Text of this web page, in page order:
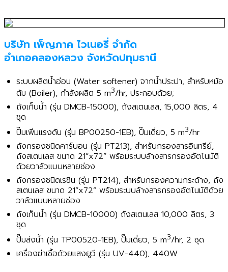
บริษัท เพ็ญภาค ไวเนอรี่ จำกัด
อำเภอคลองหลวง จังหวัดปทุมธานี
ระบบผลิตน้ำอ่อน (Water softener) จากน้ำประปา, สำหรับหม้อ
ต้ม (Boiler), กำลังผลิต 5 m3/hr, ประกอบด้วย;
ถังเก็บน้ำ (รุ่น DMCB-15000), ถังสเตนเลส, 15,000 ลิตร, 4
ชุด
ปั๊มเพิ่มแรงดัน (รุ่น BP00250-1EB), ปั๊มเดี่ยว, 5 m3/hr
ถังกรองชนิดคาร์บอน (รุ่น PT213), สำหรับกรองสารอินทรีย์,
ถังสเตนเลส ขนาด 21”x72” พร้อมระบบล้างสารกรองอัตโนมัติ
ด้วยวาล์วแบบหลายช่อง
ถังกรองชนิดเรซิน (รุ่น PT214), สำหรับกรองความกระด้าง, ถัง
สเตนเลส ขนาด 21”x72” พร้อมระบบล้างสารกรองอัตโนมัติด้วย
วาล์วแบบหลายช่อง
ถังเก็บน้ำ (รุ่น DMCB-10000) ถังสเตนเลส 10,000 ลิตร, 3
ชุด
ปั๊มส่งน้ำ (รุ่น TP00520-1EB), ปั๊มเดี่ยว, 5 m3/hr, 2 ชุด
เครื่องฆ่าเชื้อด้วยแสงยูวี (รุ่น UV-440), 440W